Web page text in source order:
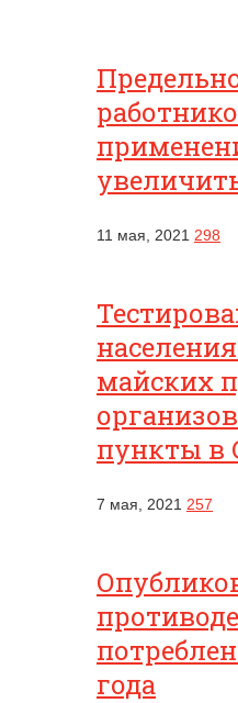
11 мая, 2021 298
майских
пункты в
7 мая, 2021 257
года